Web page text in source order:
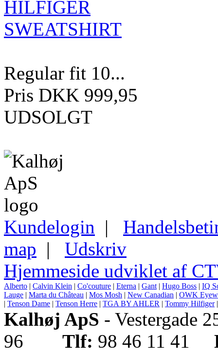
Regular fit 10...
Pris DKK 999,95
UDSOLGT
Kundelogin |
map | Udskriv
Hjemmeside udviklet af
Alberto | Calvin Klein | Co'couture | Eterna | Gant | Hugo Boss | IQ
Lauge | Marta du Château | Mos Mosh | New Canadian | OWK
| Tenson Dame | Tenson Herre | TGA BY AHLER | Tommy Hilfiger
Kalhøj ApS - Vestergade
96 Tlf: 98 46 11 41